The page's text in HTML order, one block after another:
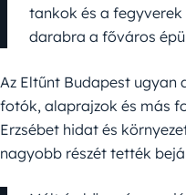
tankok és a
darabra a főváros
Az Eltűnt Budapest ugyan
fotók, alaprajzok és más
Erzsébet hidat és
nagyobb részét tették